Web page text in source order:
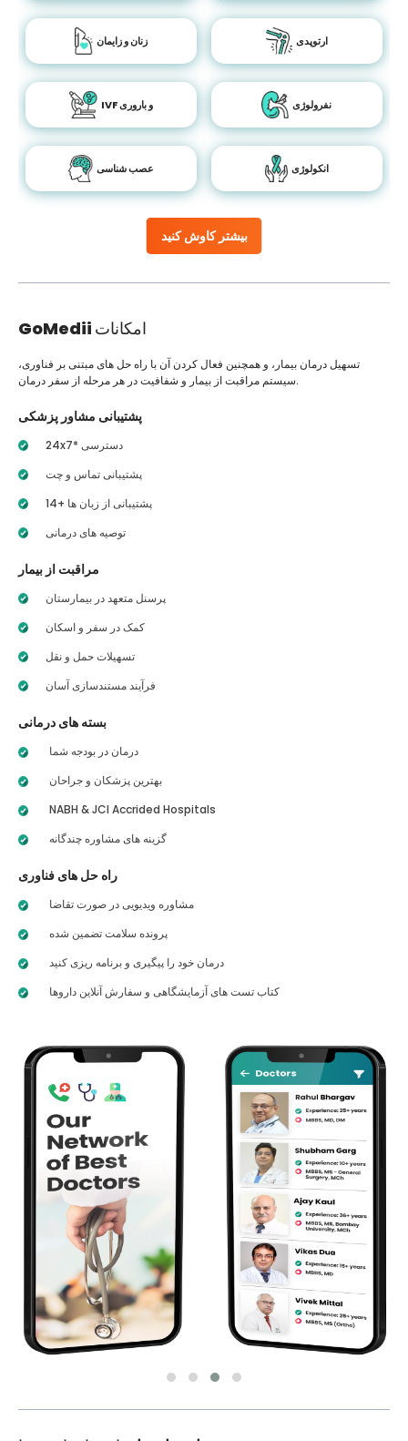
بیشتر کاوش کنید
زنان و زایمان ارتوپدی
IVF و باروری نفرولوژی
عصب شناسی انکولوژی
GoMedii امکانات
تسهیل درمان بیمار، و همچنین فعال کردن آن با راه حل های مبتنی بر فناوری،
سیستم مراقبت از بیمار و شفافیت در هر مرحله از سفر درمان.
پشتیبانی مشاور پزشکی
24x7* دسترسی
پشتیبانی تماس و چت
14+ پشتیبانی از زبان ها
توصیه های درمانی
مراقبت از بیمار
پرسنل متعهد در بیمارستان
کمک در سفر و اسکان
تسهیلات حمل و نقل
فرآیند مستندسازی آسان
بسته های درمانی
درمان در بودجه شما
بهترین پزشکان و جراحان
NABH & JCI Accrided Hospitals
گزینه های مشاوره چندگانه
راه حل های فناوری
مشاوره ویدیویی در صورت تقاضا
پرونده سلامت تضمین شده
درمان خود را پیگیری و برنامه ریزی کنید
کتاب تست های آزمایشگاهی و سفارش آنلاین داروها